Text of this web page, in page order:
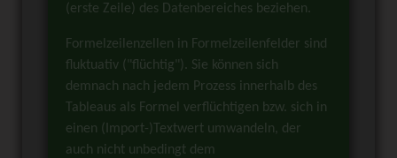
(erste Zeile) des Datenbereiches beziehen.
Formelzeilenzellen in Formelzeilenfelder sind
fluktuativ ("flüchtig"). Sie können sich
demnach nach jedem Prozess innerhalb des
Tableaus als Formel verflüchtigen bzw. sich in
einen (Import-)Textwert umwandeln, der
auch nicht unbedingt dem